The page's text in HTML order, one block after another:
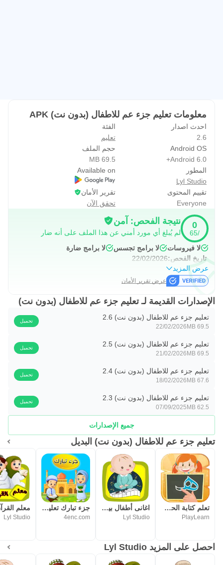
معلومات تعليم جزء عم للاطفال (بدون نت) APK
احدث اصدار
2.6
الفئة
تعليم
Android OS
Android 6.0+
حجم الملف
69.5 MB
المطور
Lyl Studio
Available on
تقييم المحتوى
Everyone
تقرير الأمان
تحقق الآن
0
/65
نتيجة الفحص: آمن
لم يُبلغ أي مورد أمني عن هذا الملف على أنه ضار
لا فيروسات
لا برامج تجسس
لا برامج ضارة
تاريخ الفحص:22/02/2026
عرض المزيد
عرض تقرير الأمان
الإصدارات القديمة لـ تعليم جزء عم للاطفال (بدون نت)
تعليم جزء عم للاطفال (بدون نت) 2.6
69.5 MB
22/02/2026
تحميل
تعليم جزء عم للاطفال (بدون نت) 2.5
69.5 MB
21/02/2026
تحميل
تعليم جزء عم للاطفال (بدون نت) 2.4
67.6 MB
18/02/2026
تحميل
تعليم جزء عم للاطفال (بدون نت) 2.3
62.5 MB
07/09/2025
تحميل
جميع الإصدارات
تعليم جزء عم للاطفال (بدون نت) البديل
تعلم كتابة الحروف العربية
PlayLearn
اغانى أطفال بيبى فيديو بدون نت
Lyl Studio
جزء تبارك تعليم القرآن الكريم
4enc.com
Lyl Studio
احصل على المزيد Lyl Studio